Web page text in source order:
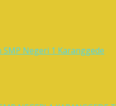
Negeri 1 Karanggede